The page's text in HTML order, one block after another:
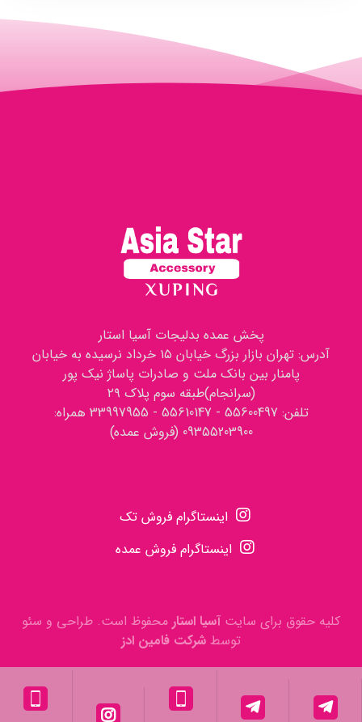
پخش عمده بدلیجات آسیا استار
آدرس: تهران بازار بزرگ خیابان ۱۵ خرداد نرسیده به خیابان
پامنار بین بانک ملت و صادرات پاساژ نیک پور
(سرانجام)طبقه سوم پلاک ۲۹
تلفن: 55600497 - 55610147 - 33997955 همراه:
09355203900 (فروش عمده)
اینستاگرام فروش تک
اینستاگرام فروش عمده
کلیه حقوق برای سایت آسیا استار محفوظ است. طراحی و سئو
توسط شرکت فامین ادز